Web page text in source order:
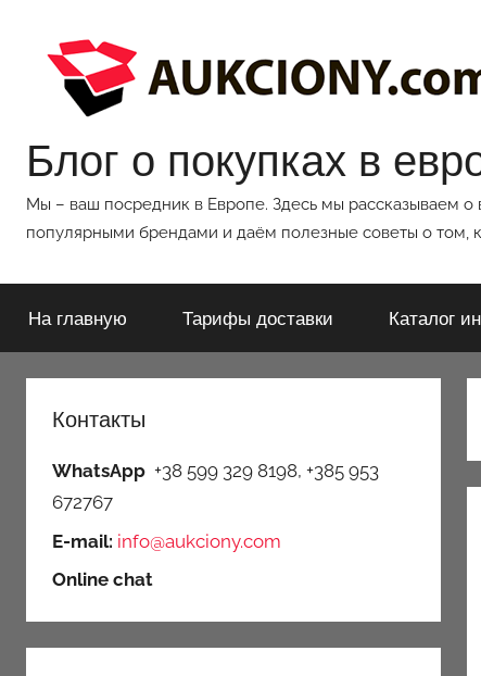
содержимому
Блог о покупках в
Мы – ваш посредник в Европе. Здесь мы рассказываем о
популярными брендами и даём полезные советы о том,
На главную Тарифы доставки Каталог
Контакты
WhatsApp +38 599 329 8198, +385 953
672767
E-mail: info@aukciony.com
Online chat